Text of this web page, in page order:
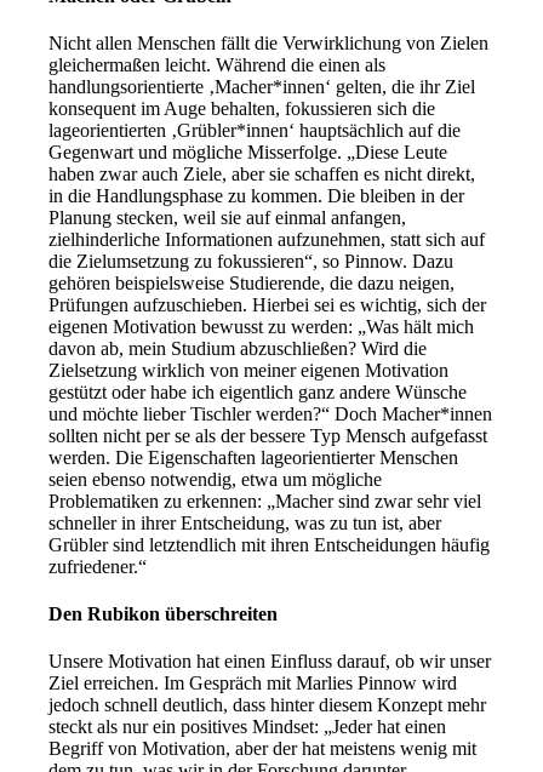
Nicht allen Menschen fällt die Verwirklichung von Zielen
gleichermaßen leicht. Während die einen als
handlungsorientierte ‚Macher*innen‘ gelten, die ihr Ziel
konsequent im Auge behalten, fokussieren sich die
lageorientierten ‚Grübler*innen‘ hauptsächlich auf die
Gegenwart und mögliche Misserfolge. „Diese Leute
haben zwar auch Ziele, aber sie schaffen es nicht direkt,
in die Handlungsphase zu kommen. Die bleiben in der
Planung stecken, weil sie auf einmal anfangen,
zielhinderliche Informationen aufzunehmen, statt sich auf
die Zielumsetzung zu fokussieren“, so Pinnow. Dazu
gehören beispielsweise Studierende, die dazu neigen,
Prüfungen aufzuschieben. Hierbei sei es wichtig, sich der
eigenen Motivation bewusst zu werden: „Was hält mich
davon ab, mein Studium abzuschließen? Wird die
Zielsetzung wirklich von meiner eigenen Motivation
gestützt oder habe ich eigentlich ganz andere Wünsche
und möchte lieber Tischler werden?“ Doch Macher*innen
sollten nicht per se als der bessere Typ Mensch aufgefasst
werden. Die Eigenschaften lageorientierter Menschen
seien ebenso notwendig, etwa um mögliche
Problematiken zu erkennen: „Macher sind zwar sehr viel
schneller in ihrer Entscheidung, was zu tun ist, aber
Grübler sind letztendlich mit ihren Entscheidungen häufig
zufriedener.“
Den Rubikon überschreiten
Unsere Motivation hat einen Einfluss darauf, ob wir unser
Ziel erreichen. Im Gespräch mit Marlies Pinnow wird
jedoch schnell deutlich, dass hinter diesem Konzept mehr
steckt als nur ein positives Mindset: „Jeder hat einen
Begriff von Motivation, aber der hat meistens wenig mit